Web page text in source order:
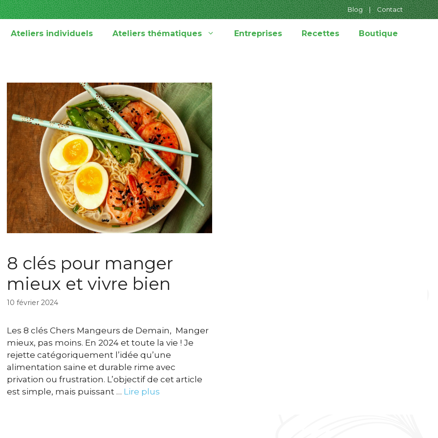
Blog | Contact
Ateliers individuels Ateliers thématiques Entreprises Recettes Boutique
8 clés pour manger
mieux et vivre bien
10 février 2024
Les 8 clés Chers Mangeurs de Demain, Manger
mieux, pas moins. En 2024 et toute la vie ! Je
rejette catégoriquement l’idée qu’une
alimentation saine et durable rime avec
privation ou frustration. L’objectif de cet article
est simple, mais puissant … Lire plus